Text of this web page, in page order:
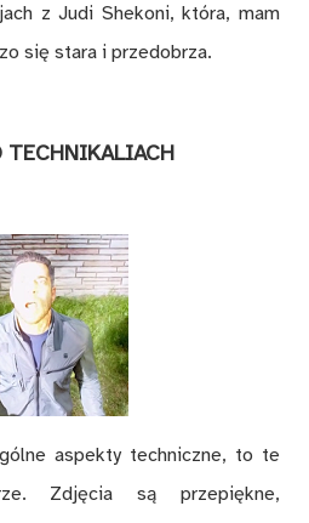
z Judi Shekoni, która, mam
się stara i przedobrza.
TECHNIKALIACH
aspekty techniczne, to te
Zdjęcia są przepiękne,